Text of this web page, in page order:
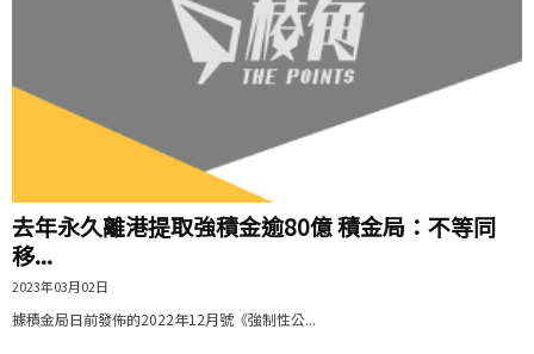
去年永久離港提取強積金逾80億 積金局：不等同
移...
2023年03月02日
據積金局日前發佈的2022年12月號《強制性公...